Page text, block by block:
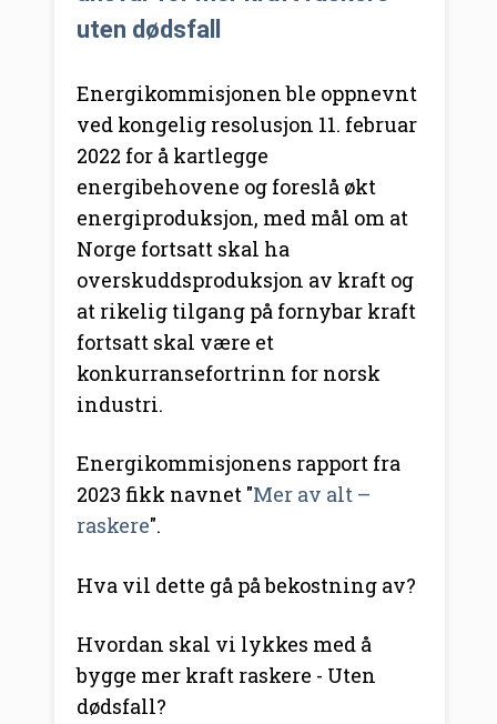
uten dødsfall
Energikommisjonen ble oppnevnt
ved kongelig resolusjon 11. februar
2022 for å kartlegge
energibehovene og foreslå økt
energiproduksjon, med mål om at
Norge fortsatt skal ha
overskuddsproduksjon av kraft og
at rikelig tilgang på fornybar kraft
fortsatt skal være et
konkurransefortrinn for norsk
industri.
Energikommisjonens rapport fra
2023 fikk navnet "Mer av alt –
raskere".
Hva vil dette gå på bekostning av?
Hvordan skal vi lykkes med å
bygge mer kraft raskere - Uten
dødsfall?